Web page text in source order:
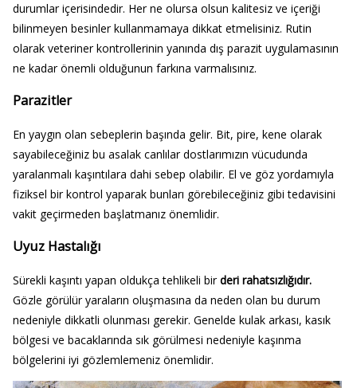
durumlar içerisindedir. Her ne olursa olsun kalitesiz ve içeriği
bilinmeyen besinler kullanmamaya dikkat etmelisiniz. Rutin
olarak veteriner kontrollerinin yanında dış parazit uygulamasının
ne kadar önemli olduğunun farkına varmalısınız.
Parazitler
En yaygın olan sebeplerin başında gelir. Bit, pire, kene olarak
sayabileceğiniz bu asalak canlılar dostlarımızın vücudunda
yaralanmalı kaşıntılara dahi sebep olabilir. El ve göz yordamıyla
fiziksel bir kontrol yaparak bunları görebileceğiniz gibi tedavisini
vakit geçirmeden başlatmanız önemlidir.
Uyuz Hastalığı
Sürekli kaşıntı yapan oldukça tehlikeli birderi rahatsızlığıdır.
Gözle görülür yaraların oluşmasına da neden olan bu durum
nedeniyle dikkatli olunması gerekir. Genelde kulak arkası, kasık
bölgesi ve bacaklarında sık görülmesi nedeniyle kaşınma
bölgelerini iyi gözlemlemeniz önemlidir.